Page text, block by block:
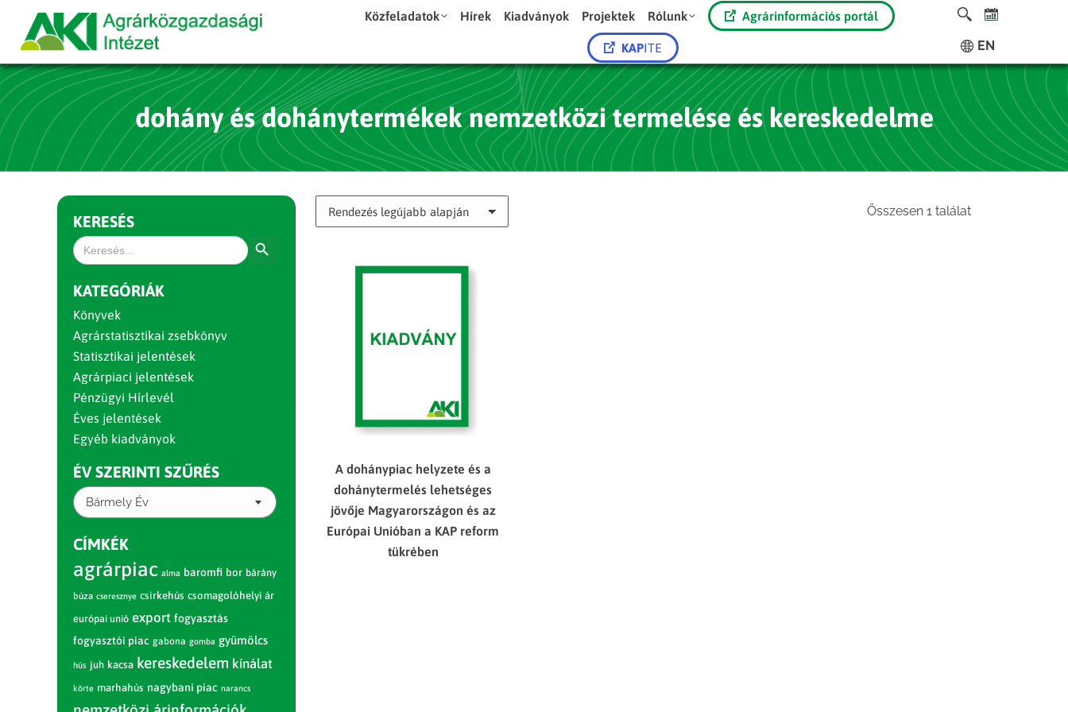
Közfeladatok Hírek Kiadványok Projektek Rólunk Agrárinformációs portál
KAPITE EN
dohány és dohánytermékek nemzetközi termelése és kereskedelme
Összesen 1 találat
A dohánypiac helyzete és a
dohánytermelés lehetséges
jövője Magyarországon és az
Európai Unióban a KAP reform
tükrében
KERESÉS
Search
for:
KATEGÓRIÁK
Könyvek
Agrárstatisztikai zsebkönyv
Statisztikai jelentések
Agrárpiaci jelentések
Pénzügyi Hírlevél
Éves jelentések
Egyéb kiadványok
ÉV SZERINTI SZŰRÉS
Bármely Év
CÍMKÉK
agrárpiac alma baromfi bor bárány
búza cseresznye csirkehús csomagolóhelyi ár
európai unió export fogyasztás
fogyasztói piac gabona gomba gyümölcs
hús juh kacsa kereskedelem kínálat
körte marhahús nagybani piac narancs